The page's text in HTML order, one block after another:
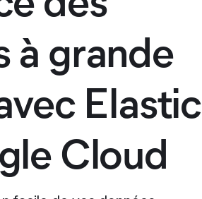
à grande
Elastic
Cloud